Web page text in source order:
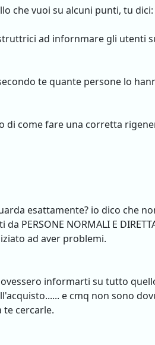
che vuoi su alcuni punti, tu dici:
ad infornmare gli utenti
te quante persone lo
di come fare una corretta
esattamente? io dico che
PERSONE NORMALI E
ad aver problemi.
informarti su tutto
e cmq non sono
cercarle.